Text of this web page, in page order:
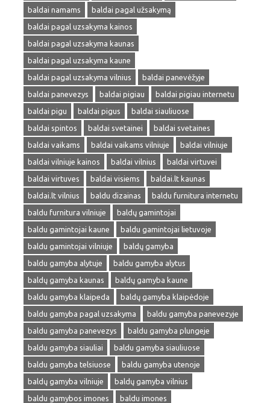
baldai namams
baldai pagal užsakymą
baldai pagal uzsakyma kainos
baldai pagal uzsakyma kaunas
baldai pagal uzsakyma kaune
baldai pagal uzsakyma vilnius
baldai panevėžyje
baldai panevezys
baldai pigiau
baldai pigiau internetu
baldai pigu
baldai pigus
baldai siauliuose
baldai spintos
baldai svetainei
baldai svetaines
baldai vaikams
baldai vaikams vilniuje
baldai vilniuje
baldai vilniuje kainos
baldai vilnius
baldai virtuvei
baldai virtuves
baldai visiems
baldai.lt kaunas
baldai.lt vilnius
baldu dizainas
baldu furnitura internetu
baldu furnitura vilniuje
baldų gamintojai
baldu gamintojai kaune
baldu gamintojai lietuvoje
baldu gamintojai vilniuje
baldų gamyba
baldu gamyba alytuje
baldu gamyba alytus
baldų gamyba kaunas
baldų gamyba kaune
baldu gamyba klaipeda
baldų gamyba klaipėdoje
baldu gamyba pagal uzsakyma
baldu gamyba panevezyje
baldu gamyba panevezys
baldu gamyba plungeje
baldu gamyba siauliai
baldu gamyba siauliuose
baldu gamyba telsiuose
baldu gamyba utenoje
baldų gamyba vilniuje
baldų gamyba vilnius
baldu gamybos imones
baldu imones